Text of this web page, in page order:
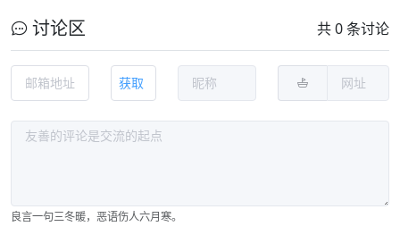
讨论区 共 0 条讨论
获取
良言一句三冬暖，恶语伤人六月寒。